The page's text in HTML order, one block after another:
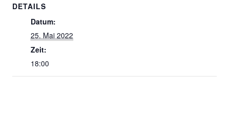
DETAILS
Datum:
25. Mai 2022
Zeit:
18:00